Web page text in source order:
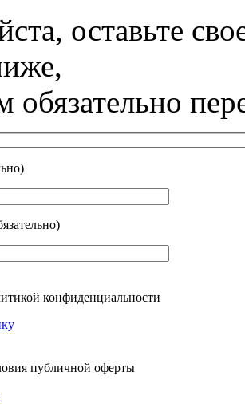
оставьте
обязательно
конфиденциальности
публичной оферты